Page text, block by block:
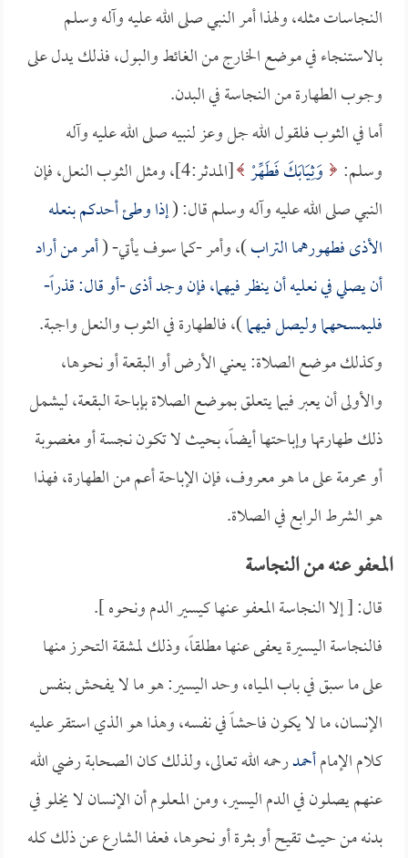
النجاسات مثله، ولهذا أمر النبي صلى الله عليه وآله وسلم
بالاستنجاء في موضع الخارج من الغائط والبول، فذلك يدل على
وجوب الطهارة من النجاسة في البدن.
أما في الثوب فلقول الله جل وعز لنبيه صلى الله عليه وآله
وسلم:
وَثِيَابَكَ فَطَهِّرْ
[المدثر:4]، ومثل الثوب النعل، فإن
النبي صلى الله عليه وآله وسلم قال: (إذا وطئ أحدكم بنعله
الأذى فطهورهما التراب)، وأمر -كما سوف يأتي- (أمر من أراد
أن يصلي في نعليه أن ينظر فيهما، فإن وجد أذى -أو قال: قذراً-
فليمسحهما وليصل فيهما)، فالطهارة في الثوب والنعل واجبة.
وكذلك موضع الصلاة: يعني الأرض أو البقعة أو نحوها،
والأولى أن يعبر فيما يتعلق بموضع الصلاة بإباحة البقعة، ليشمل
ذلك طهارتها وإباحتها أيضاً، بحيث لا تكون نجسة أو مغصوبة
أو محرمة على ما هو معروف، فإن الإباحة أعم من الطهارة، فهذا
هو الشرط الرابع في الصلاة.
المعفو عنه من النجاسة
قال: [ إلا النجاسة المعفو عنها كيسير الدم ونحوه ].
فالنجاسة اليسيرة يعفى عنها مطلقاً، وذلك لمشقة التحرز منها
على ما سبق في باب المياه، وحد اليسير: هو ما لا يفحش بنفس
الإنسان، ما لا يكون فاحشاً في نفسه، وهذا هو الذي استقر عليه
كلام الإمامأحمدرحمه الله تعالى، ولذلك كان الصحابة رضي الله
عنهم يصلون في الدم اليسير، ومن المعلوم أن الإنسان لا يخلو في
بدنه من حيث تقيح أو بثرة أو نحوها، فعفا الشارع عن ذلك كله